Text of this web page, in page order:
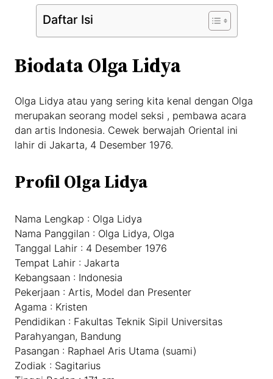
Daftar Isi
Biodata Olga Lidya
Olga Lidya atau yang sering kita kenal dengan Olga
merupakan seorang model seksi , pembawa acara
dan artis Indonesia. Cewek berwajah Oriental ini
lahir di Jakarta, 4 Desember 1976.
Profil Olga Lidya
Nama Lengkap : Olga Lidya
Nama Panggilan : Olga Lidya, Olga
Tanggal Lahir : 4 Desember 1976
Tempat Lahir : Jakarta
Kebangsaan : Indonesia
Pekerjaan : Artis, Model dan Presenter
Agama : Kristen
Pendidikan : Fakultas Teknik Sipil Universitas
Parahyangan, Bandung
Pasangan : Raphael Aris Utama (suami)
Zodiak : Sagitarius